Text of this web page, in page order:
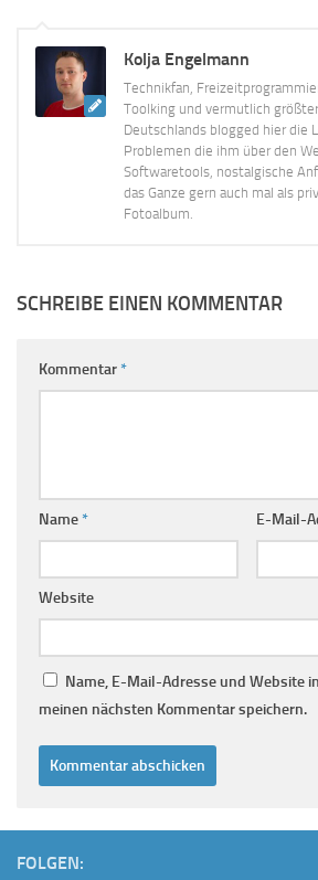
Kolja Engelmann
Technikfan,
Toolking und vermutlich
Deutschlands blogged hier die
Problemen die ihm über den
Softwaretools, nostalgische
das Ganze gern auch mal als
Fotoalbum.
SCHREIBE EINEN KOMMENTAR
Kommentar*
Name* E-Mail-
Website
Name, E-Mail-Adresse und Website
meinen nächsten Kommentar speichern.
FOLGEN: